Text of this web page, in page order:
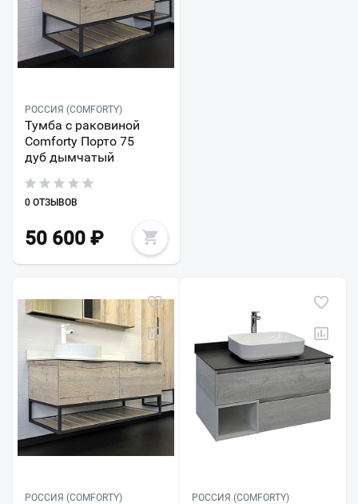
РОССИЯ (COMFORTY)
Тумба с раковиной
Comforty Порто 75
дуб дымчатый
0 ОТЗЫВОВ
50 600 ₽
РОССИЯ (COMFORTY) РОССИЯ (COMFORTY)